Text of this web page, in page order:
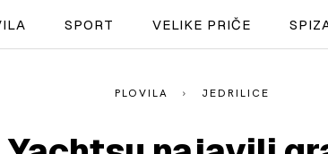
SPORT VELIKE PRIČE
PLOVILA JEDRILICE